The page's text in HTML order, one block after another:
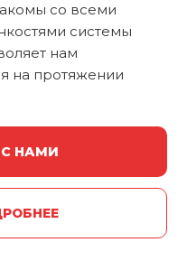
со всеми
системы
нам
на протяжении
С НАМИ